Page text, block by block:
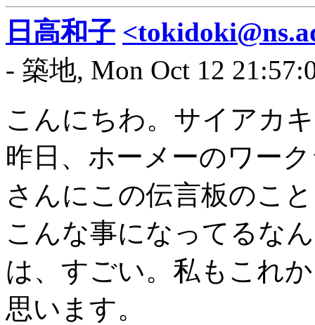
日高和子
- 築地, Mon Oct 12
こんにちわ。サイアカ
昨日、ホーメーのワー
さんにこの伝言板のこ
こんな事になってるな
は、すごい。私もこれ
思います。